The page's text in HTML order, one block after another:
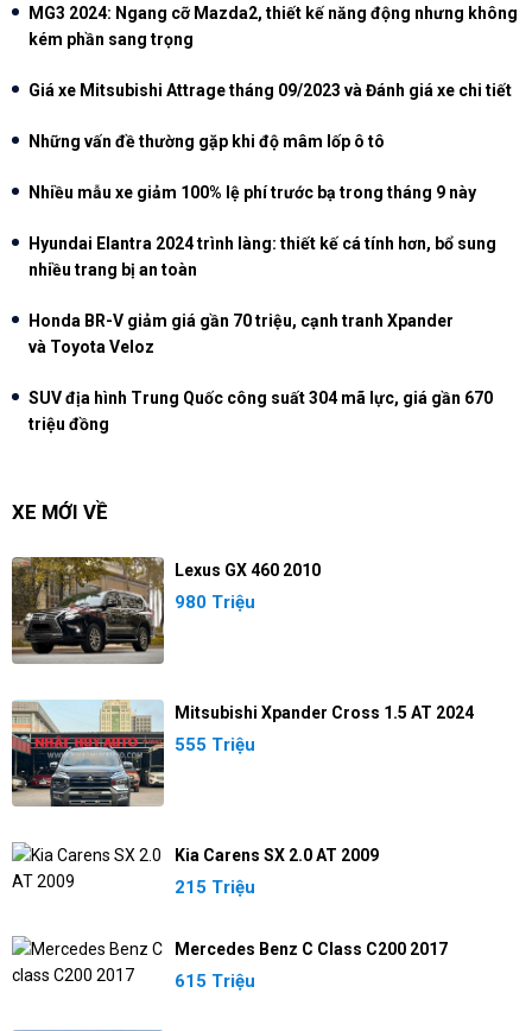
MG3 2024: Ngang cỡ Mazda2, thiết kế năng động nhưng không
kém phần sang trọng
Giá xe Mitsubishi Attrage tháng 09/2023 và Đánh giá xe chi tiết
Những vấn đề thường gặp khi độ mâm lốp ô tô
Nhiều mẫu xe giảm 100% lệ phí trước bạ trong tháng 9 này
Hyundai Elantra 2024 trình làng: thiết kế cá tính hơn, bổ sung
nhiều trang bị an toàn
Honda BR-V giảm giá gần 70 triệu, cạnh tranh Xpander
và Toyota Veloz
SUV địa hình Trung Quốc công suất 304 mã lực, giá gần 670
triệu đồng
XE MỚI VỀ
Lexus GX 460 2010
980 Triệu
Mitsubishi Xpander Cross 1.5 AT 2024
555 Triệu
Kia Carens SX 2.0 AT 2009
215 Triệu
Mercedes Benz C Class C200 2017
615 Triệu